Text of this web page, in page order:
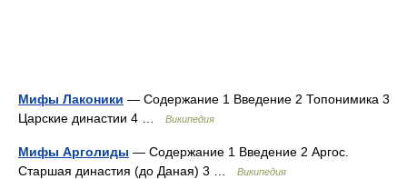
Мифы Лаконики — Содержание 1 Введение 2 Топонимика 3
Царские династии 4 …
Википедия
Мифы Арголиды — Содержание 1 Введение 2 Аргос.
Старшая династия (до Даная) 3 …
Википедия